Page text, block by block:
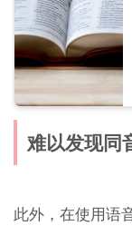
难以发现同
此外，在使用语